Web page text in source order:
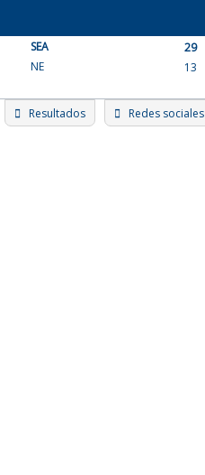
content
SEA
29
NE
13
Resultados Redes sociales